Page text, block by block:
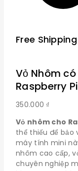
Free Shipping
Vỏ Nhôm
Raspberry
350.000 ₫
Vỏ nhôm cho
thể thiếu để bảo
máy tính mini
nhôm cao cấp,
chuyên nghiệp